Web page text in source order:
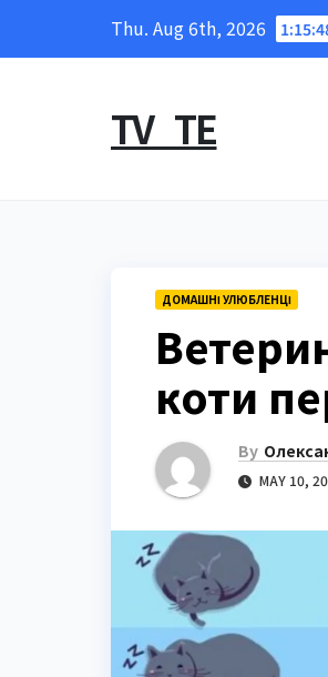
Thu. Aug 6th, 2026
TV_TE
ДОМАШНІ УЛЮБЛЕНЦІ
коти
By
MAY 10,